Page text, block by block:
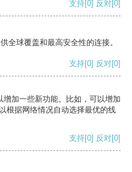
支持[0] 反对[0]
全球覆盖和最高安全性的连接。
支持[0] 反对[0]
加一些新功能。比如，可以增加
根据网络情况自动选择最优的线
支持[0] 反对[0]